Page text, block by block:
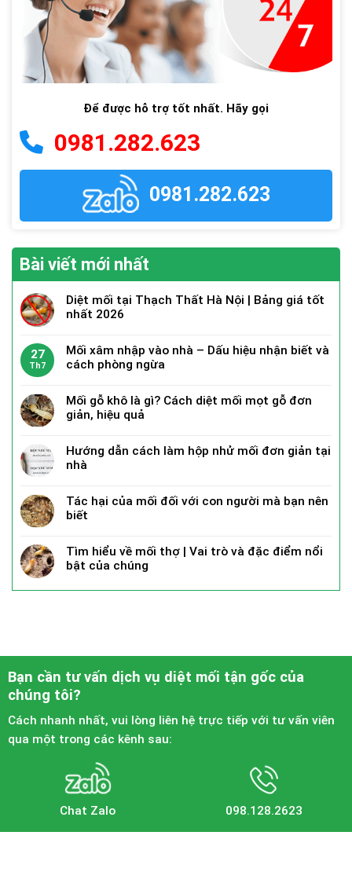
Để được hỗ trợ tốt nhất. Hãy gọi
0981.282.623
0981.282.623
Bài viết mới nhất
Diệt mối tại Thạch Thất Hà Nội | Bảng giá tốt
nhất 2026
27
Th7
Mối xâm nhập vào nhà – Dấu hiệu nhận biết và
cách phòng ngừa
Mối gỗ khô là gì? Cách diệt mối mọt gỗ đơn
giản, hiệu quả
Hướng dẫn cách làm hộp nhử mối đơn giản tại
nhà
Tác hại của mối đối với con người mà bạn nên
biết
Tìm hiểu về mối thợ | Vai trò và đặc điểm nổi
bật của chúng
Bạn cần tư vấn dịch vụ diệt mối tận gốc của
chúng tôi?
Cách nhanh nhất, vui lòng liên hệ trực tiếp với tư vấn viên
qua một trong các kênh sau:
Chat Zalo 098.128.2623